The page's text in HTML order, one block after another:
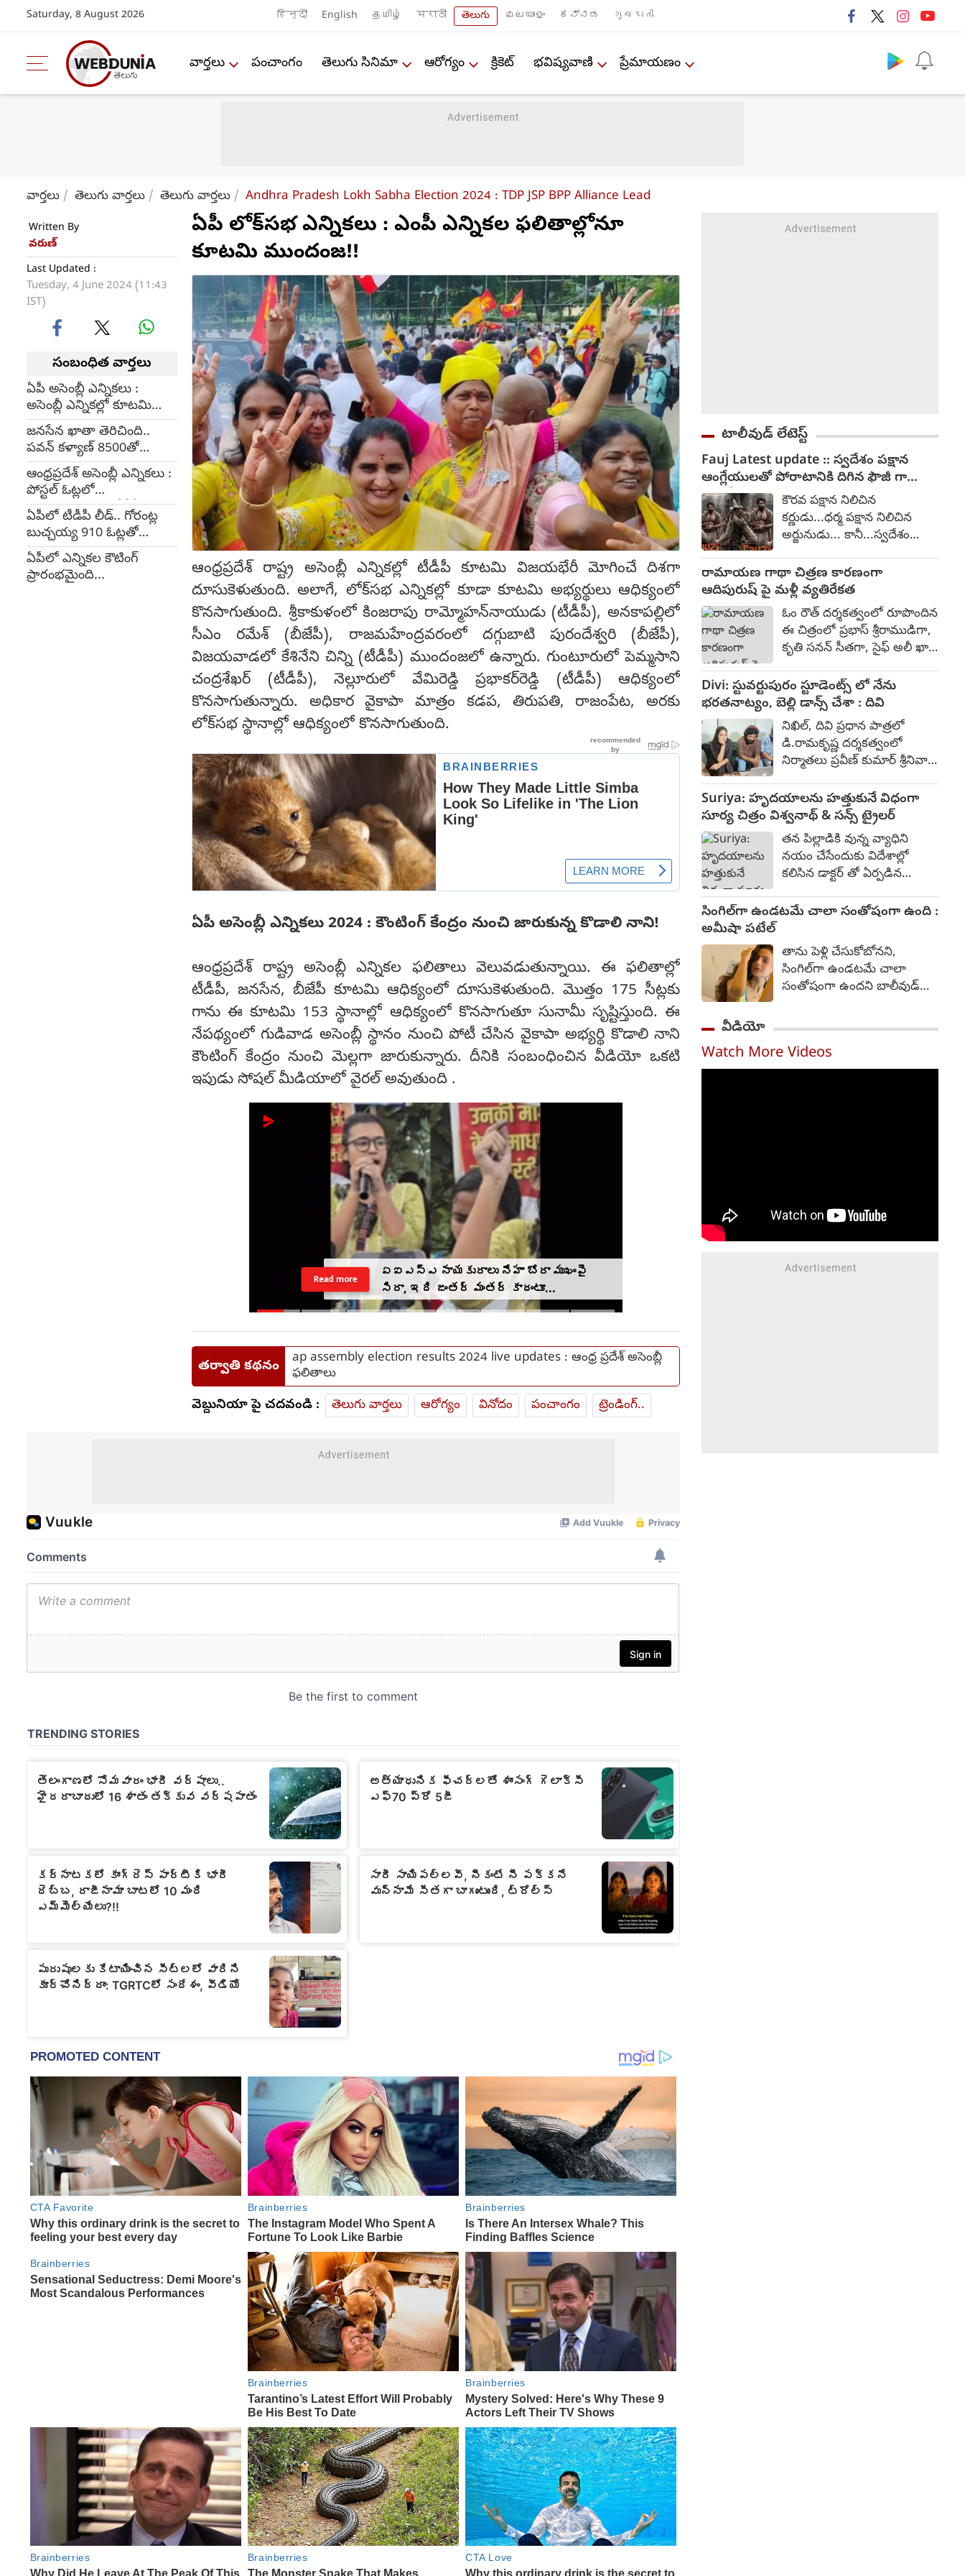
Saturday, 8 August 2026 हिन्दी English தமிழ் मराठी తెలుగు മലയാളം ಕನ್ನಡ ગુજરાતી
వార్తలు పంచాంగం తెలుగు సినిమా ఆరోగ్యం క్రికెట్ భవిష్యవాణి ప్రేమాయణం
వార్తలు తెలుగు వార్తలు తెలుగు వార్తలు Andhra Pradesh Lokh Sabha Election 2024 : TDP JSP BPP Alliance Lead
Written By
వరుణ్
Last Updated :
Tuesday, 4 June 2024 (11:43
IST)
సంబంధిత వార్తలు
ఏపీ అసెంబ్లీ ఎన్నికలు :
అసెంబ్లీ ఎన్నికల్లో కూటమి
సునామీ!!
జనసేన ఖాతా తెరిచింది..
పవన్ కళ్యాణ్ 8500తో
ముందంజ
ఆంధ్రప్రదేశ్ అసెంబ్లీ ఎన్నికలు :
పోస్టల్ ఓట్లలో
దూసుకుపోతున్న టీడీపీ
కూటమి!!
ఏపీలో టీడీపీ లీడ్.. గోరంట్ల
బుచ్చయ్య 910 ఓట్లతో
ముందంజ-కుప్పంలో
చంద్రబాబు లీడ్
ఏపీలో ఎన్నికల కౌటింగ్
ప్రారంభమైంది...
ఏపీ లోక్‌సభ ఎన్నికలు : ఎంపీ ఎన్నికల ఫలితాల్లోనూ
కూటమి ముందంజ!!
ఆంధ్రప్రదేశ్ రాష్ట్ర అసెంబ్లీ ఎన్నికల్లో టీడీపీ కూటమి విజయభేరీ మోగించే దిశగా
దూసుకెళుతుంది. అలాగే, లోక్‌సభ ఎన్నికల్లో కూడా కూటమి అభ్యర్థులు ఆధిక్యంలో
కొనసాగుతుంది. శ్రీకాకుళంలో కింజరాపు రామ్మోహన్‌నాయుడు (టీడీపీ), అనకాపల్లిలో
సీఎం రమేశ్‌ (బీజేపీ), రాజమహేంద్రవరంలో దగ్గుబాటి పురందేశ్వరి (బీజేపీ),
విజయవాడలో కేశినేని చిన్ని (టీడీపీ) ముందంజలో ఉన్నారు. గుంటూరులో పెమ్మసాని
చంద్రశేఖర్‌ (టీడీపీ), నెల్లూరులో వేమిరెడ్డి ప్రభాకర్‌రెడ్డి (టీడీపీ) ఆధిక్యంలో
కొనసాగుతున్నారు. అధికార వైకాపా మాత్రం కడప, తిరుపతి, రాజంపేట, అరకు
లోక్‌సభ స్థానాల్లో ఆధిక్యంలో కొనసాగుతుంది.
ఏపీ అసెంబ్లీ ఎన్నికలు 2024 : కౌంటింగ్ కేంద్రం నుంచి జారుకున్న కొడాలి నాని!
ఆంధ్రప్రదేశ్ రాష్ట్ర అసెంబ్లీ ఎన్నికల ఫలితాలు వెలువడుతున్నాయి. ఈ ఫలితాల్లో
టీడీపీ, జనసేన, బీజేపీ కూటమి ఆధిక్యంలో దూసుకెళుతుంది. మొత్తం 175 సీట్లకు
గాను ఈ కూటమి 153 స్థానాల్లో ఆధిక్యంలో కొనసాగుతూ సునామీ సృష్టిస్తుంది. ఈ
నేపథ్యంలో గుడివాడ అసెంబ్లీ స్థానం నుంచి పోటీ చేసిన వైకాపా అభ్యర్థి కొడాలి నాని
కౌంటింగ్ కేంద్రం నుంచి మెల్లగా జారుకున్నారు. దీనికి సంబంధించిన వీడియో ఒకటి
ఇపుడు సోషల్ మీడియాలో వైరల్ అవుతుంది .
ఏఐఎస్ఎ నాయకురాలు నేహా బోరా ముఖంపై
సిరా, ఇది జంతర్ మంతర్ కాదంటూ...
Read more
తర్వాతి కథనం
ap assembly election results 2024 live updates : ఆంధ్ర ప్రదేశ్ అసెంబ్లీ
ఫలితాలు
వెబ్దునియా పై చదవండి : తెలుగు వార్తలు ఆరోగ్యం వినోదం పంచాంగం ట్రెండింగ్..
టాలీవుడ్ లేటెస్ట్
Fauj Latest update :: స్వదేశం పక్షాన
ఆంగ్లేయులతో పోరాటానికి దిగిన ఫౌజీ గా
ప్రభాస్
కౌరవ పక్షాన నిలిచిన
కర్ణుడు...ధర్మ పక్షాన నిలిచిన
అర్జునుడు... కానీ...స్వదేశం
ప్రభాస్ నటిస్తున్న ఫౌజీ చిత్రంపై
ఆసక్తికరమైన పోస్ట్ ను సోషల్
మీడియాలో ప్రభాస్ టీమ్ విడుదల
చేసింది. ఆంగ్లేయుల కాలం నాటి
గాధగా ఈ చిత్రం రూపొందుతోంది.
దేవాలయం ప్రవేశానికి వారు
అడ్డంకిగా వుండడంతో వారిని
ఎదురొడ్డి ప్రజల పక్షాన నిలిచిన
ఫౌజీ గా ప్రభాస్ పై పోరాట
సన్నివేశాలు నిన్ననే
ప్రారంభమయ్యాయి.
రామాయణ గాథా చిత్రణ కారణంగా
ఆదిపురుష్ పై మళ్లీ వ్యతిరేకత
ఓం రౌత్ దర్శకత్వంలో రూపొందిన
ఈ చిత్రంలో ప్రభాస్ శ్రీరాముడిగా,
కృతి సనన్ సీతగా, సైఫ్ అలీ ఖాన్
హనుమంతుడిగా నటించారు.
500-700 కోట్ల భారీ బడ్జెట్‌తో
2023 జూన్ 16న విడుదలైన ఈ
చిత్రం, బాక్సాఫీస్ వద్ద సుమారు
393 కోట్ల రూపాయల వసూళ్లను
మాత్రమే సాధించింది.
Divi: స్టువర్టుపురం స్టూడెంట్స్ లో నేను
భరతనాట్యం, బెల్లి డాన్స్ చేశా : దివి
నిఖిల్, దివి ప్రధాన పాత్రలో
డి.రామకృష్ణ దర్శకత్వంలో
నిర్మాతలు ప్రవీణ్ కుమార్ శ్రీనివాస్
ఎంటర్టైనర్ "స్టువర్టుపురం
స్టూడెంట్స్." 80% షూటింగ్ పూర్తి
చేసుకున్న ఈ చిత్రం ప్రస్తుతం పోస్ట్
ప్రొడక్షన్ కార్యక్రమాలు
జరుపుకుంటుంది. కాగా ఈ చిత్ర
ట్రైలర్ ను ప్రముఖ దర్శకులు
వేణు ఉడుగుల లాంచ్ చేశారు.
ట్రైలర్ తో పాటు ఆయన
Suriya: హృదయాలను హత్తుకునే విధంగా
సూర్య చిత్రం విశ్వనాథ్ & సన్స్ ట్రైలర్
తన పిల్లాడికి వున్న వ్యాధిని
నయం చేసేందుకు విదేశాల్లో
కలిసిన డాక్టర్ తో ఏర్పడిన
దారితీసిందనే పాయింట్ తో
సన్స్ ట్రైలర్ విశదీకరిస్తుంది.
నేడేట్రైలర్ విడుదలైంది. తొలి
ఫ్రేమ్ నుంచే ఆహ్లాదకరమైన,
భావోద్వేగభరితమైన,
చిత్రంగా ఈ సినిమా ప్రేక్షకులను
ఆకట్టుకుంటుందని ట్రైలర్
సింగిల్‌గా ఉండటమే చాలా సంతోషంగా ఉంది :
అమీషా పటేల్
తాను పెళ్లి చేసుకోబోనని,
సింగిల్‌గా ఉండటమే చాలా
సంతోషంగా ఉందని బాలీవుడ్
తాను సింగిల్‌గా ఉండటమే
ఇష్టంగా ఉందని చెప్పారు.
వీడియో
Watch More Videos